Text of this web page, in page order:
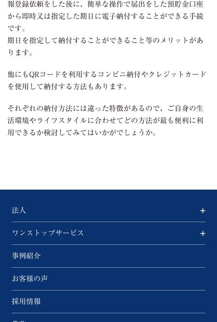
報登録依頼をした後に、簡単な操作で届出をした預貯金口座
から即時又は指定した期日に電子納付することができる手続
です。
期日を指定して納付することができること等のメリットがあ
ります。
他にもQRコードを利用するコンビニ納付やクレジットカード
を使用して納付する方法もあります。
それぞれの納付方法には違った特徴があるので、ご自身の生
活環境やライフスタイルに合わせてどの方法が最も便利に利
用できるか検討してみてはいかがでしょうか。
法人
ワンストップサービス
事例紹介
お客様の声
採用情報